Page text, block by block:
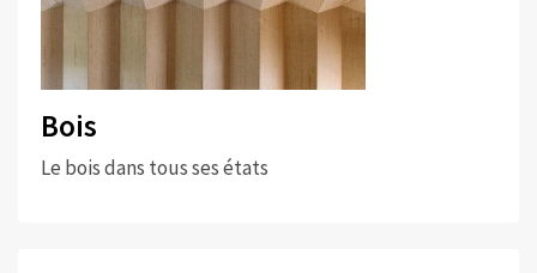
Bois
Le bois dans tous ses états